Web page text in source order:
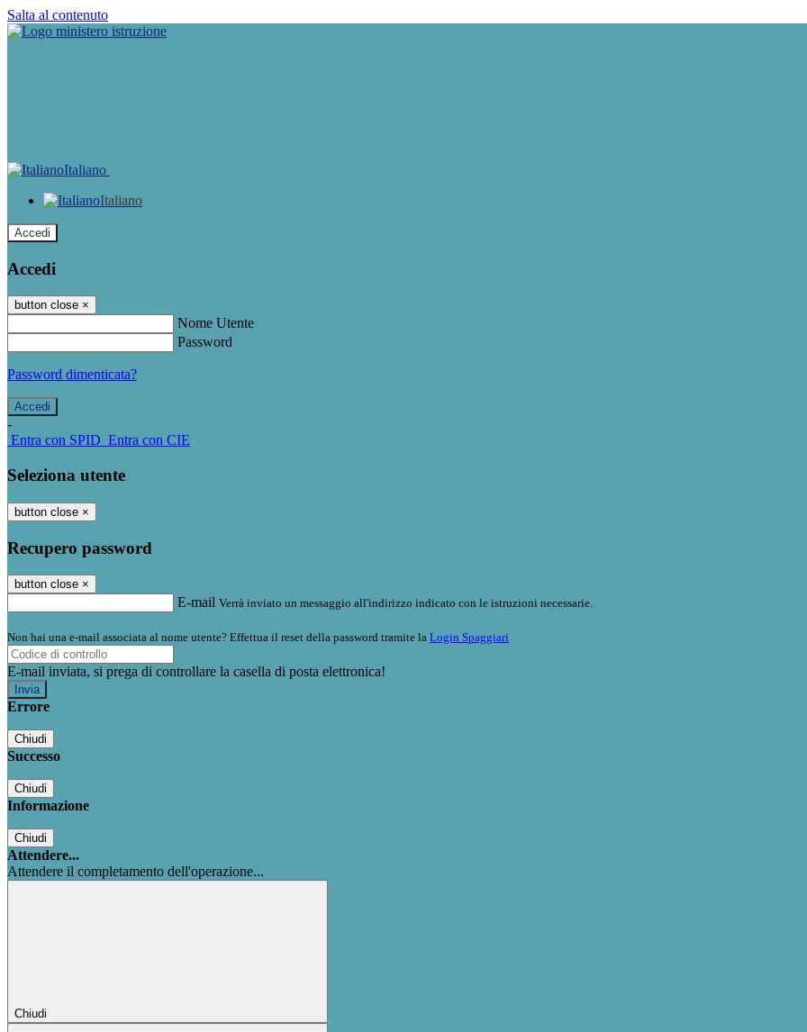
Salta al contenuto
Italiano
Italiano
Accedi
Accedi
button close ×
Nome Utente
Password
Password dimenticata?
-
Entra con SPID Entra con CIE
Seleziona utente
button close ×
Recupero password
button close ×
E-mail Verrà inviato un messaggio all'indirizzo indicato con le istruzioni necessarie.
Non hai una e-mail associata al nome utente? Effettua il reset della password tramite la Login Spaggiari
E-mail inviata, si prega di controllare la casella di posta elettronica!
Errore
Chiudi
Successo
Chiudi
Informazione
Chiudi
Attendere...
Attendere il completamento dell'operazione...
Chiudi